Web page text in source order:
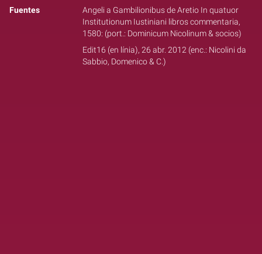
Fuentes
Angeli a Gambilionibus de Aretio In quatuor
Institutionum Iustiniani libros commentaria,
1580: (port.: Dominicum Nicolinum & socios)
Edit16 (en línia), 26 abr. 2012 (enc.: Nicolini da
Sabbio, Domenico & C.)